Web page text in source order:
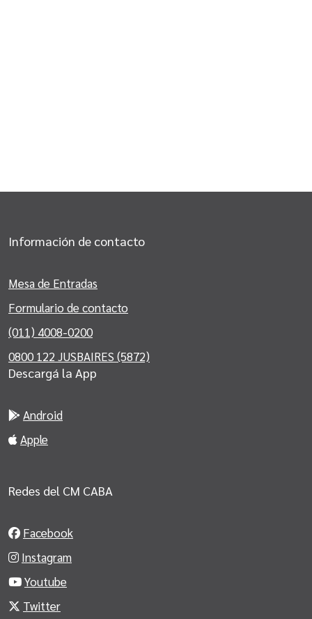
Información de contacto
Mesa de Entradas
Formulario de contacto
(011) 4008-0200
0800 122 JUSBAIRES (5872)
Descargá la App
Android
Apple
Redes del CM CABA
Facebook
Instagram
Youtube
Twitter